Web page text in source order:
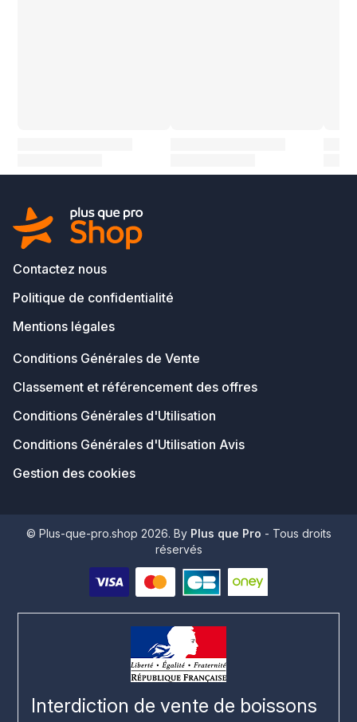
Contactez nous
Politique de confidentialité
Mentions légales
Conditions Générales de Vente
Classement et référencement des offres
Conditions Générales d'Utilisation
Conditions Générales d'Utilisation Avis
Gestion des cookies
© Plus-que-pro.shop 2026. By Plus que Pro - Tous droits
réservés
Interdiction de vente de boissons